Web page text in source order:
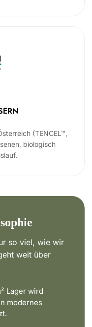
(TENCEL™,
biologisch
so viel, wie wir
weit über
Lager wird
modernes